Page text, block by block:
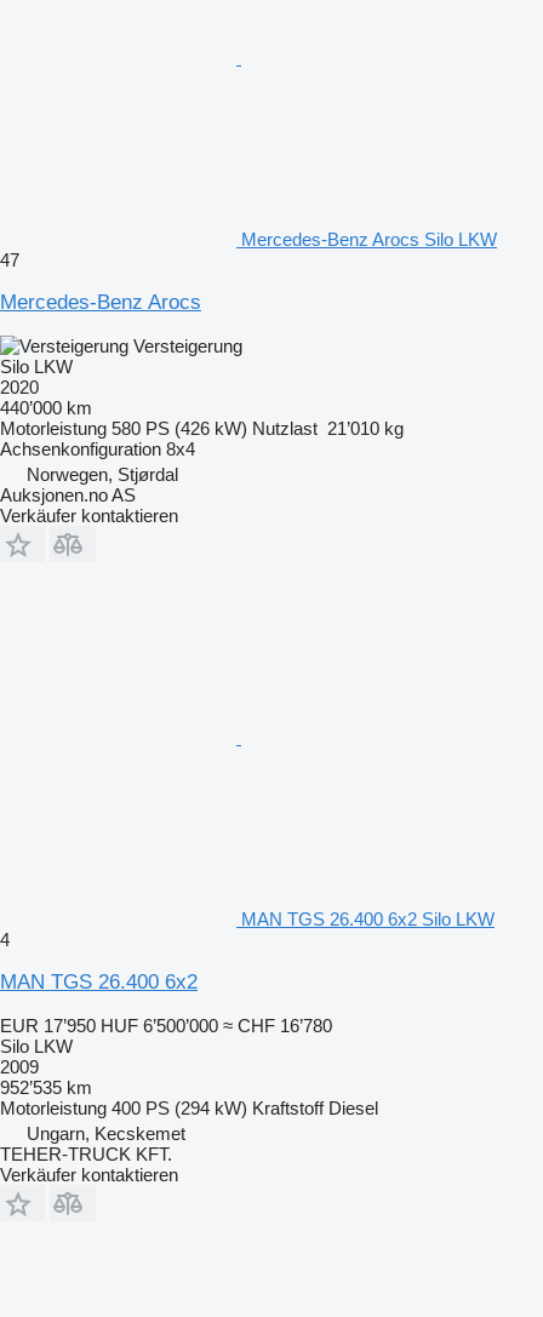
Mercedes-Benz Arocs Silo LKW
47
Mercedes-Benz Arocs
Versteigerung
Silo LKW
2020
440’000 km
Motorleistung 580 PS (426 kW) Nutzlast 21’010 kg
Achsenkonfiguration 8x4
Norwegen, Stjørdal
Auksjonen.no AS
Verkäufer kontaktieren
MAN TGS 26.400 6x2 Silo LKW
4
MAN TGS 26.400 6x2
EUR 17’950 HUF 6’500’000 ≈ CHF 16’780
Silo LKW
2009
952’535 km
Motorleistung 400 PS (294 kW) Kraftstoff Diesel
Ungarn, Kecskemet
TEHER-TRUCK KFT.
Verkäufer kontaktieren